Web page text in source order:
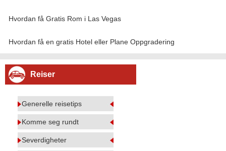
Hvordan få Gratis Rom i Las Vegas
Hvordan få en gratis Hotel eller Plane Oppgradering
Reiser
Generelle reisetips
Komme seg rundt
Severdigheter